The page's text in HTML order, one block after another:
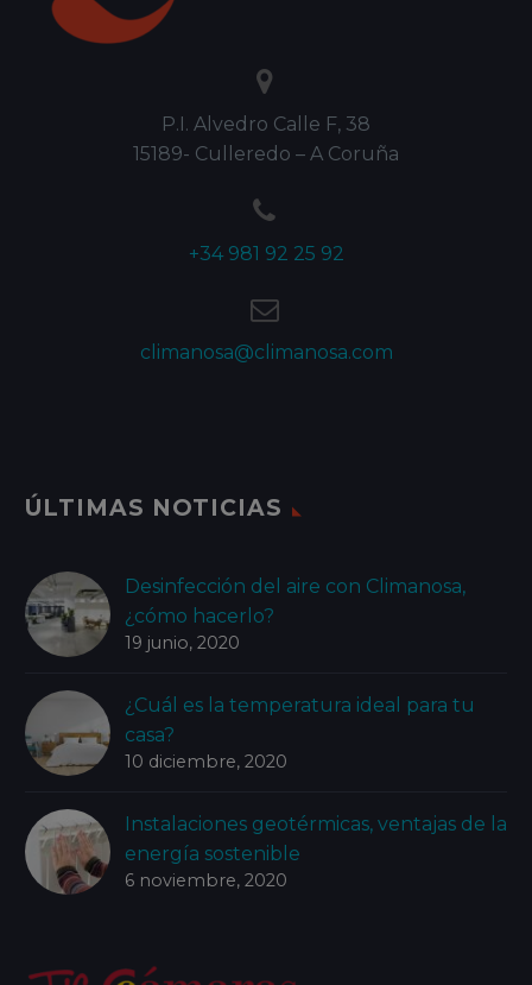


P.I. Alvedro Calle F, 38
15189- Culleredo – A Coruña


+34 981 92 25 92


climanosa@climanosa.com
ÚLTIMAS NOTICIAS
Desinfección del aire con Climanosa,
¿cómo hacerlo?
19 junio, 2020
¿Cuál es la temperatura ideal para tu
casa?
10 diciembre, 2020
Instalaciones geotérmicas, ventajas de la
energía sostenible
6 noviembre, 2020